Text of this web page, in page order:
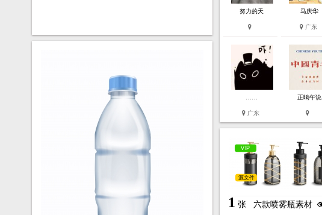
努力的天 马庆华
广东
广东
正晌午说
VIP
源文件
1 张 六款喷雾瓶素材